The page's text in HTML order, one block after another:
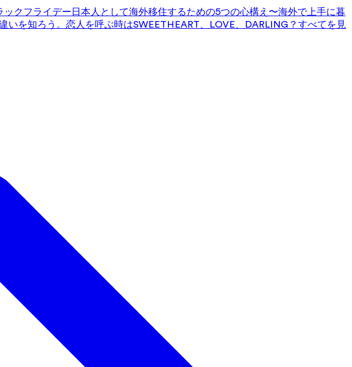
クフライデー 日本人として海外移住するための5つの心構え〜海外で上手に暮
いを知ろう。 恋人を呼ぶ時はSWEETHEART、LOVE、DARLING？ すべてを見